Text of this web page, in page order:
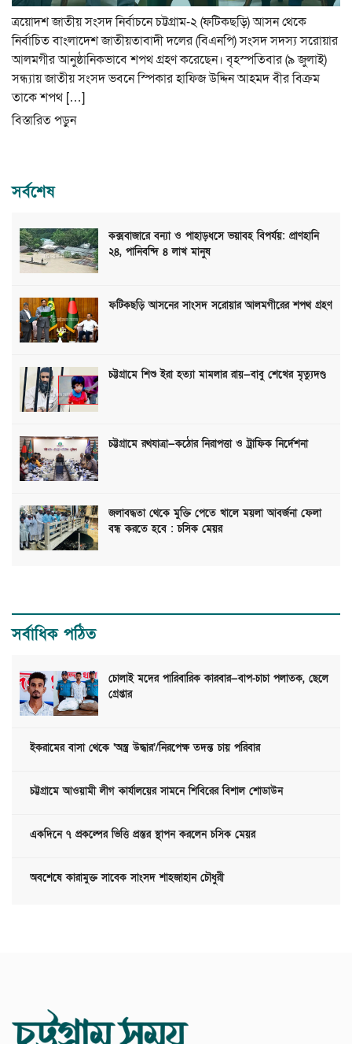
ত্রয়োদশ জাতীয় সংসদ নির্বাচনে চট্টগ্রাম-২ (ফটিকছড়ি) আসন থেকে
নির্বাচিত বাংলাদেশ জাতীয়তাবাদী দলের (বিএনপি) সংসদ সদস্য সরোয়ার
আলমগীর আনুষ্ঠানিকভাবে শপথ গ্রহণ করেছেন। বৃহস্পতিবার (৯ জুলাই)
সন্ধ্যায় জাতীয় সংসদ ভবনে স্পিকার হাফিজ উদ্দিন আহমদ বীর বিক্রম
তাকে শপথ […]
বিস্তারিত পড়ুন
সর্বশেষ
কক্সবাজারে বন্যা ও পাহাড়ধসে ভয়াবহ বিপর্যয়: প্রাণহানি
২৪, পানিবন্দি ৪ লাখ মানুষ
ফটিকছড়ি আসনের সাংসদ সরোয়ার আলমগীরের শপথ গ্রহণ
চট্টগ্রামে শিশু ইরা হত্যা মামলার রায়—বাবু শেখের মৃত্যুদণ্ড
চট্টগ্রামে রথযাত্রা—কঠোর নিরাপত্তা ও ট্রাফিক নির্দেশনা
জলাবদ্ধতা থেকে মুক্তি পেতে খালে ময়লা আবর্জনা ফেলা
বন্ধ করতে হবে : চসিক মেয়র
সর্বাধিক পঠিত
চোলাই মদের পারিবারিক কারবার—বাপ-চাচা পলাতক, ছেলে
গ্রেপ্তার
ইকরামের বাসা থেকে ‘অস্ত্র উদ্ধার’/নিরপেক্ষ তদন্ত চায় পরিবার
চট্টগ্রামে আওয়ামী লীগ কার্যালয়ের সামনে শিবিরের বিশাল শোডাউন
একদিনে ৭ প্রকল্পের ভিত্তি প্রস্তর স্থাপন করলেন চসিক মেয়র
অবশেষে কারামুক্ত সাবেক সাংসদ শাহজাহান চৌধুরী